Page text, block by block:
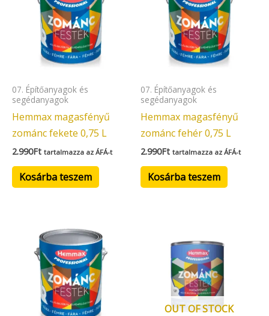
07. Építőanyagok és
segédanyagok
Hemmax magasfényű
zománc fekete 0,75 L
2.990Ft tartalmazza az ÁFÁ-t
Kosárba teszem
07. Építőanyagok és
segédanyagok
Hemmax magasfényű
zománc fehér 0,75 L
2.990Ft tartalmazza az ÁFÁ-t
Kosárba teszem
OUT OF STOCK